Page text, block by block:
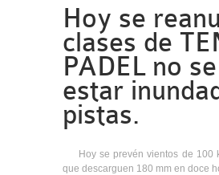
Hoy se
clases de
PADEL no
estar
pistas.
Hoy se prevén vientos de 100
que descarguen 180 mm en doce